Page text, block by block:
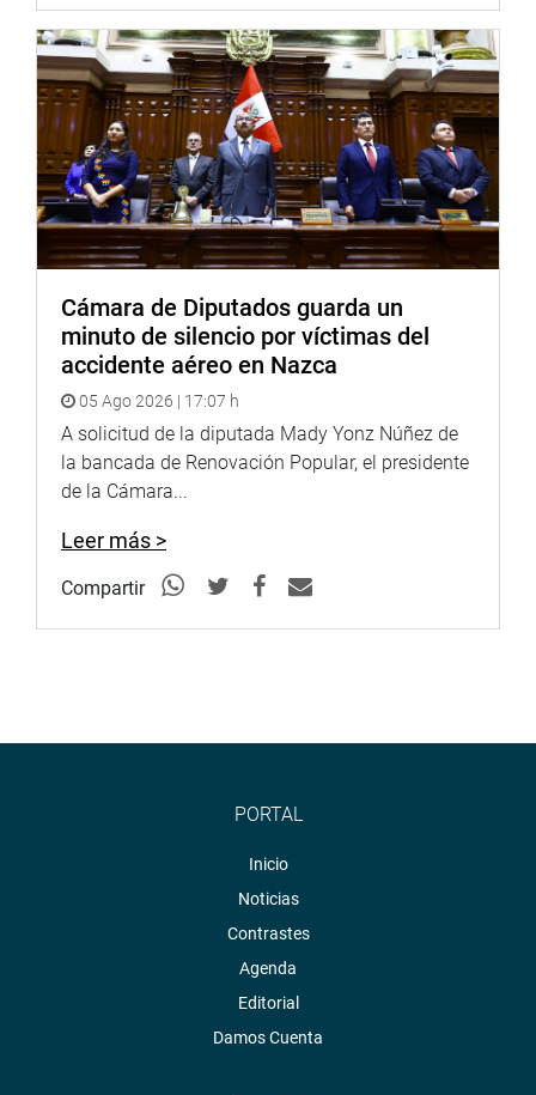
Cámara de Diputados guarda un
minuto de silencio por víctimas del
accidente aéreo en Nazca
05 Ago 2026 | 17:07 h
A solicitud de la diputada Mady Yonz Núñez de
la bancada de Renovación Popular, el presidente
de la Cámara...
Leer más >
Compartir
PORTAL
Inicio
Noticias
Contrastes
Agenda
Editorial
Damos Cuenta